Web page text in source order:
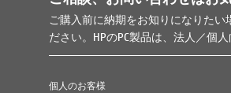
ご購入前に納期をお知りになりた
ださい。HPのPC製品は、法人／個
個人のお客様